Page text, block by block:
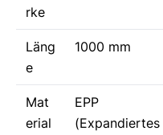
rke
Läng
e
1000 mm
Mat
erial
EPP
(Expandiertes